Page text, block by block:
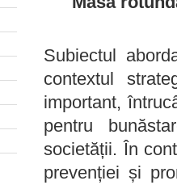
Subiectul
contextul
important,
pentru
societății. În
prevenției și